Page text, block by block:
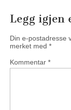
Legg igjen
Din e-postadresse
merket med *
Kommentar *